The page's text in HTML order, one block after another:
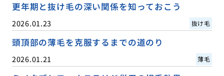
更年期と抜け毛の深い関係を知っておこう
2026.01.23 抜け毛
頭頂部の薄毛を克服するまでの道のり
2026.01.21 薄毛